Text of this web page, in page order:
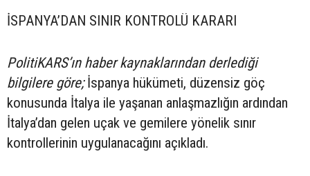
İSPANYA’DAN SINIR KONTROLÜ KARARI
PolitiKARS’ın haber kaynaklarından derlediği
bilgilere göre;İspanya hükümeti, düzensiz göç
konusunda İtalya ile yaşanan anlaşmazlığın ardından
İtalya’dan gelen uçak ve gemilere yönelik sınır
kontrollerinin uygulanacağını açıkladı.